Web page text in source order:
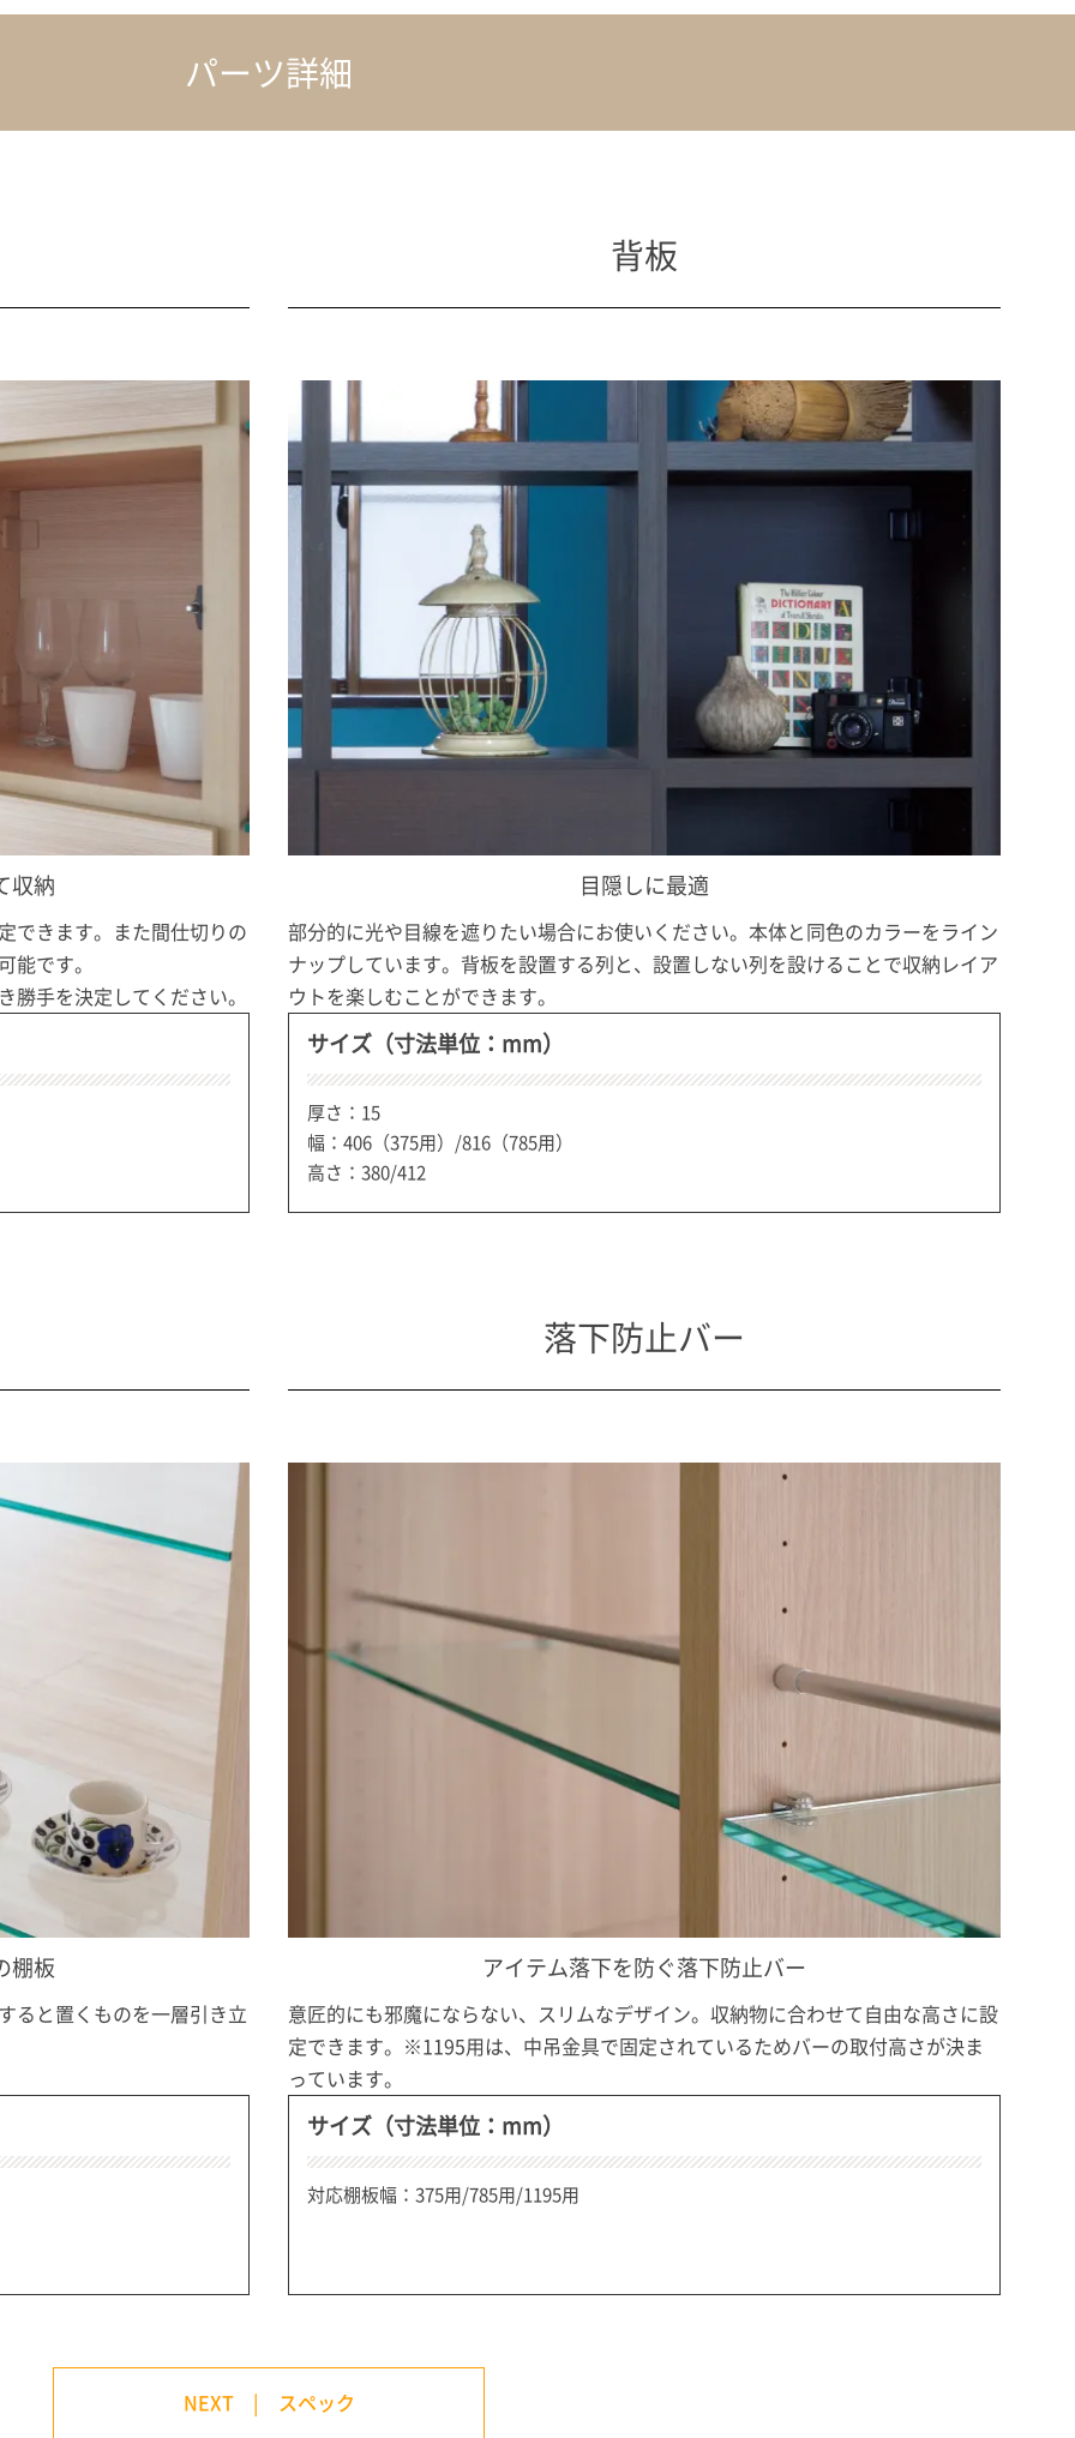
パーツ詳細
収納
できます。また間仕切りの
能です。
手を決定してください。
背板
目隠しに最適
部分的に光や目線を遮りたい場合にお使いください。本体と同色のカラーをライン
ナップしています。背板を設置する列と、設置しない列を設けることで収納レイア
ウトを楽しむことができます。
サイズ（寸法単位：mm）
厚さ：15
幅：406（375用）/816（785用）
高さ：380/412
棚板
ると置くものを一層引き立
落下防止バー
アイテム落下を防ぐ落下防止バー
意匠的にも邪魔にならない、スリムなデザイン。収納物に合わせて自由な高さに設
定できます。※1195用は、中吊金具で固定されているためバーの取付高さが決ま
っています。
サイズ（寸法単位：mm）
対応棚板幅：375用/785用/1195用
NEXT | スペック